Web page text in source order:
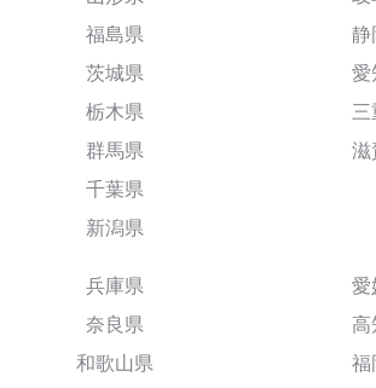
福島県
茨城県
栃木県
群馬県
千葉県
新潟県
静
愛
三
滋
兵庫県
奈良県
和歌山県
愛
高
福